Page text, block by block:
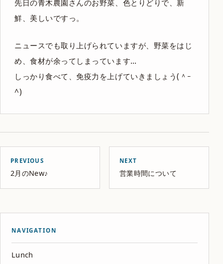
先日の青木農園さんのお野菜、色とりどりで、新
鮮、美しいですっ。
ニュースでも取り上げられていますが、野菜をはじ
め、食材が余ってしまっています…
しっかり食べて、免疫力を上げていきましょう(＾ｰ
^)
PREVIOUS
2月のNew♪
NEXT
営業時間について
NAVIGATION
Lunch